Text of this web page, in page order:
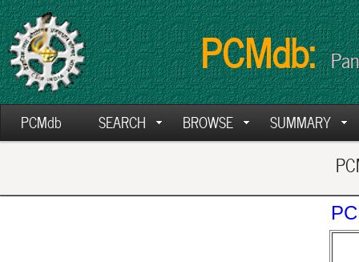
PCMdb:
PCMdb SEARCH BROWSE SUMMARY